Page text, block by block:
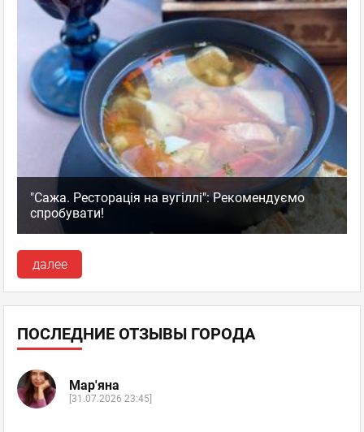
"Сажа. Ресторація на вугіллі": Рекомендуємо
спробувати!
далее
ПОСЛЕДНИЕ ОТЗЫВЫ ГОРОДА
Мар'яна
[31.07.2026 23:45]